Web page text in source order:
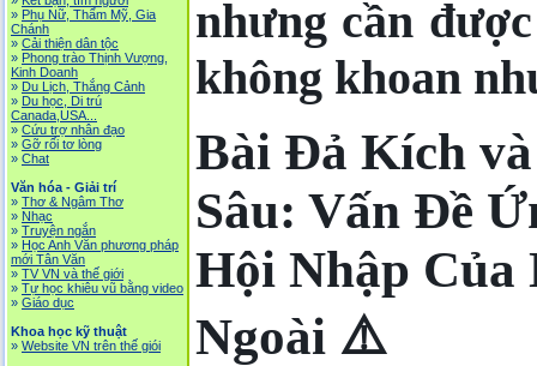
» Phụ Nữ, Thẩm Mỹ, Gia
Chánh
» Cải thiện dân tộc
» Phong trào Thịnh Vượng,
Kinh Doanh
» Du Lịch, Thắng Cảnh
» Du học, Di trú
Canada,USA...
» Cứu trợ nhân đạo
» Gỡ rối tơ lòng
» Chat
Văn hóa - Giải trí
» Thơ & Ngâm Thơ
» Nhạc
» Truyện ngắn
» Học Anh Văn phương pháp
mới Tân Văn
» TV VN và thế giới
» Tự học khiêu vũ bằng video
» Giáo dục
Khoa học kỹ thuật
» Website VN trên thế giói
nhưng cần
không khoan
Bài Đả Kích
Sâu: Vấn Đề
Hội Nhập Của
Ngoài ⚠️